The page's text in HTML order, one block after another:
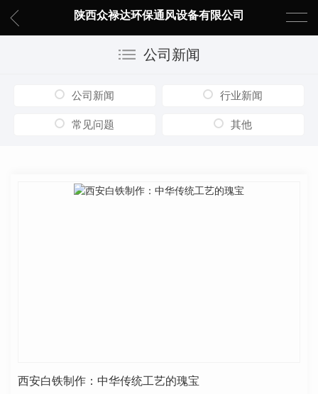
陕西众禄达环保通风设备有限公司
公司新闻
公司新闻 行业新闻
常见问题 其他
西安白铁制作：中华传统工艺的瑰宝